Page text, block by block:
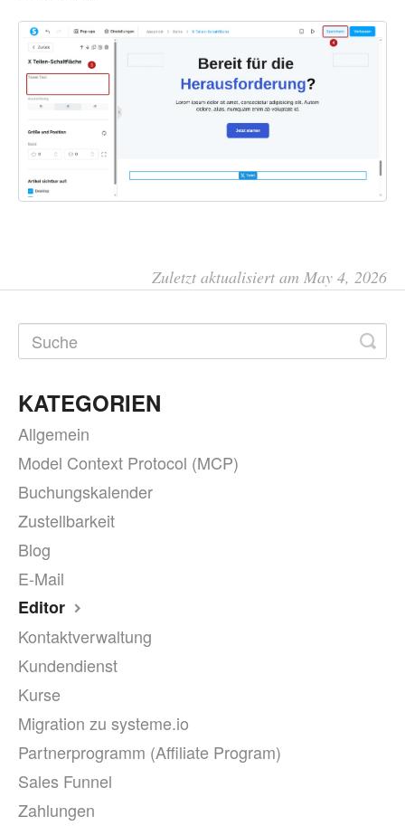
Zuletzt aktualisiert am May 4, 2026
KATEGORIEN
Allgemein
Model Context Protocol (MCP)
Buchungskalender
Zustellbarkeit
Blog
E-Mail
Editor
Kontaktverwaltung
Kundendienst
Kurse
Migration zu systeme.io
Partnerprogramm (Affiliate Program)
Sales Funnel
Zahlungen